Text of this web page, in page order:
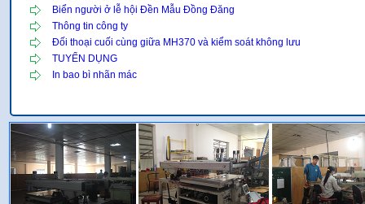
Biển người ở lễ hội Đền Mẫu Đồng Đăng
Thông tin công ty
Đối thoại cuối cùng giữa MH370 và kiểm soát không lưu
TUYỂN DỤNG
In bao bì nhãn mác